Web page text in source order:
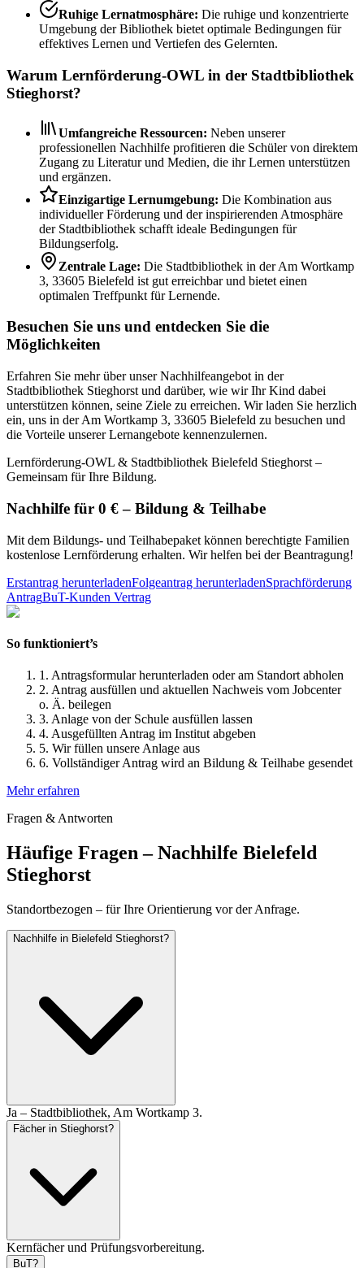
Ruhige Lernatmosphäre: Die ruhige und konzentrierte
Umgebung der Bibliothek bietet optimale Bedingungen für
effektives Lernen und Vertiefen des Gelernten.
Warum Lernförderung-OWL in der Stadtbibliothek
Stieghorst?
Umfangreiche Ressourcen: Neben unserer
professionellen Nachhilfe profitieren die Schüler von direktem
Zugang zu Literatur und Medien, die ihr Lernen unterstützen
und ergänzen.
Einzigartige Lernumgebung: Die Kombination aus
individueller Förderung und der inspirierenden Atmosphäre
der Stadtbibliothek schafft ideale Bedingungen für
Bildungserfolg.
Zentrale Lage: Die Stadtbibliothek in der Am Wortkamp
3, 33605 Bielefeld ist gut erreichbar und bietet einen
optimalen Treffpunkt für Lernende.
Besuchen Sie uns und entdecken Sie die
Möglichkeiten
Erfahren Sie mehr über unser Nachhilfeangebot in der
Stadtbibliothek Stieghorst und darüber, wie wir Ihr Kind dabei
unterstützen können, seine Ziele zu erreichen. Wir laden Sie herzlich
ein, uns in der Am Wortkamp 3, 33605 Bielefeld zu besuchen und
die Vorteile unserer Lernangebote kennenzulernen.
Lernförderung-OWL & Stadtbibliothek Bielefeld Stieghorst –
Gemeinsam für Ihre Bildung.
Nachhilfe für 0 € – Bildung & Teilhabe
Mit dem Bildungs- und Teilhabepaket können berechtigte Familien
kostenlose Lernförderung erhalten. Wir helfen bei der Beantragung!
Erstantrag herunterladenFolgeantrag herunterladenSprachförderung
AntragBuT-Kunden Vertrag
So funktioniert’s
1. Antragsformular herunterladen oder am Standort abholen
2. Antrag ausfüllen und aktuellen Nachweis vom Jobcenter
o. Ä. beilegen
3. Anlage von der Schule ausfüllen lassen
4. Ausgefüllten Antrag im Institut abgeben
5. Wir füllen unsere Anlage aus
6. Vollständiger Antrag wird an Bildung & Teilhabe gesendet
Mehr erfahren
Fragen & Antworten
Häufige Fragen – Nachhilfe Bielefeld
Stieghorst
Standortbezogen – für Ihre Orientierung vor der Anfrage.
Nachhilfe in Bielefeld Stieghorst?
Ja – Stadtbibliothek, Am Wortkamp 3.
Fächer in Stieghorst?
Kernfächer und Prüfungsvorbereitung.
BuT?